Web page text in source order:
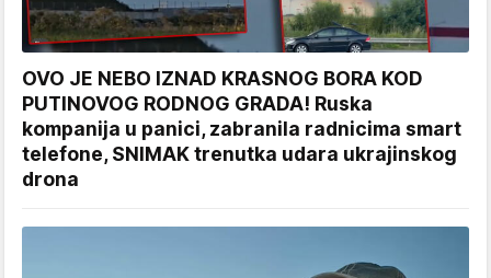
OVO JE NEBO IZNAD KRASNOG BORA KOD
PUTINOVOG RODNOG GRADA! Ruska
kompanija u panici, zabranila radnicima smart
telefone, SNIMAK trenutka udara ukrajinskog
drona